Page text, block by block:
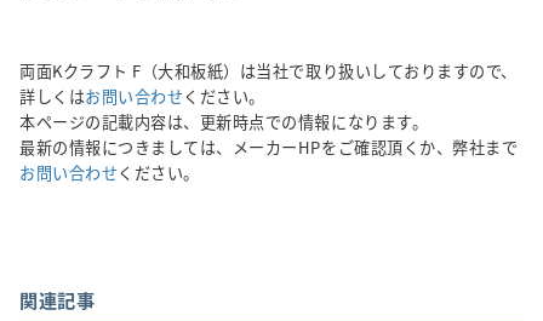
両面Kクラフト F（大和板紙）は当社で取り扱いしておりますので、
詳しくはお問い合わせください。
本ページの記載内容は、更新時点での情報になります。
最新の情報につきましては、メーカーHPをご確認頂くか、弊社まで
お問い合わせください。
関連記事